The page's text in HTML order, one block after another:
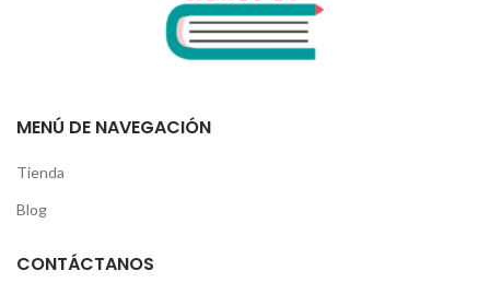
MENÚ DE NAVEGACIÓN
Tienda
Blog
CONTÁCTANOS